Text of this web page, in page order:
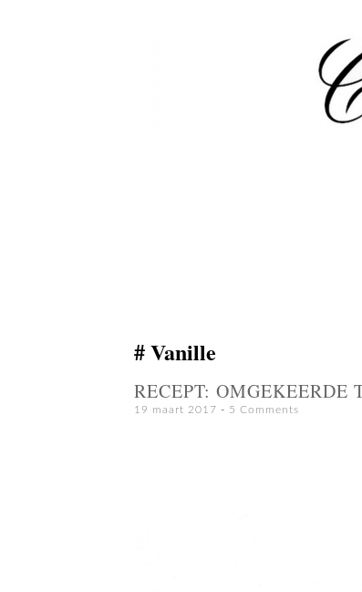
Vanille
RECEPT:
19 maart 2017 5 Comments